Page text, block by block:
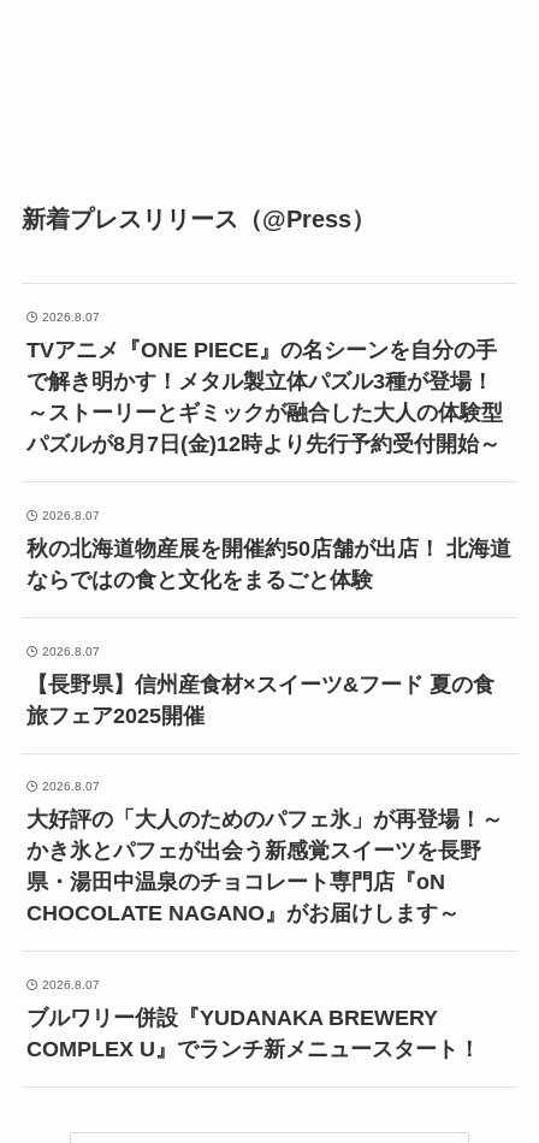
新着プレスリリース（@Press）
2026.8.07
TVアニメ『ONE PIECE』の名シーンを自分の手
で解き明かす！メタル製立体パズル3種が登場！
～ストーリーとギミックが融合した大人の体験型
パズルが8月7日(金)12時より先行予約受付開始～
2026.8.07
秋の北海道物産展を開催約50店舗が出店！ 北海道
ならではの食と文化をまるごと体験
2026.8.07
【長野県】信州産食材×スイーツ&フード 夏の食
旅フェア2025開催
2026.8.07
大好評の「大人のためのパフェ氷」が再登場！～
かき氷とパフェが出会う新感覚スイーツを長野
県・湯田中温泉のチョコレート専門店『oN
CHOCOLATE NAGANO』がお届けします～
2026.8.07
ブルワリー併設『YUDANAKA BREWERY
COMPLEX U』でランチ新メニュースタート！